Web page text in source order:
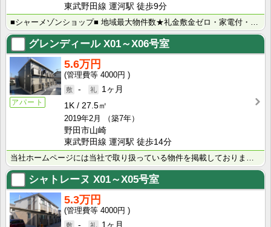
東武野田線 運河駅 徒歩9分
グレンディールX01～X06号室
アパート
5.6万円
4000円
-
1ヶ月
1K
27.5㎡
2019年2月
（築7年）
野田市山崎
東武野田線 運河駅 徒歩14分
シャトレーヌ X01～X05号室
5.3万円
4000円
-
1ヶ月